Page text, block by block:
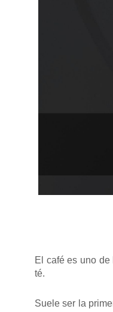
El café es uno
té.
Suele ser la